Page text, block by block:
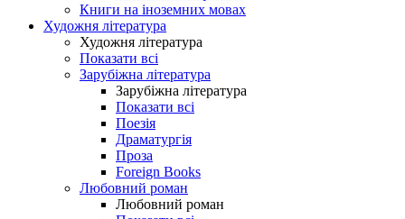
Книги на іноземних мовах
Художня література
Художня література
Показати всі
Зарубіжна література
Зарубіжна література
Показати всі
Поезія
Драматургія
Проза
Foreign Books
Любовний роман
Любовний роман